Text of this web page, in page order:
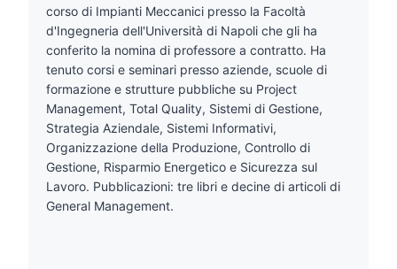
corso di Impianti Meccanici presso la Facoltà
d'Ingegneria dell'Università di Napoli che gli ha
conferito la nomina di professore a contratto. Ha
tenuto corsi e seminari presso aziende, scuole di
formazione e strutture pubbliche su Project
Management, Total Quality, Sistemi di Gestione,
Strategia Aziendale, Sistemi Informativi,
Organizzazione della Produzione, Controllo di
Gestione, Risparmio Energetico e Sicurezza sul
Lavoro. Pubblicazioni: tre libri e decine di articoli di
General Management.